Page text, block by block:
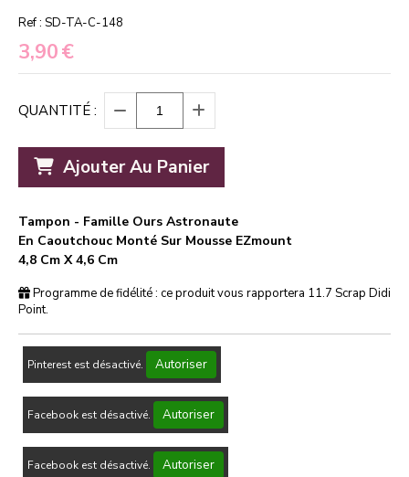
Ref : SD-TA-C-148
3,90€
QUANTITÉ :
Ajouter Au Panier
Tampon - Famille Ours Astronaute
En Caoutchouc Monté Sur Mousse EZmount
4,8 Cm X 4,6 Cm
Programme de fidélité : ce produit vous rapportera 11.7 Scrap Didi
Point.
Pinterest est désactivé. Autoriser
Facebook est désactivé. Autoriser
Facebook est désactivé. Autoriser